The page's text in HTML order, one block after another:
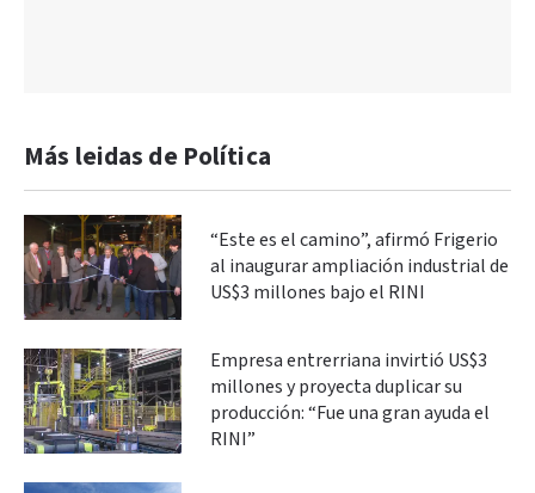
Más leidas de Política
“Este es el camino”, afirmó Frigerio
al inaugurar ampliación industrial de
US$3 millones bajo el RINI
Empresa entrerriana invirtió US$3
millones y proyecta duplicar su
producción: “Fue una gran ayuda el
RINI”